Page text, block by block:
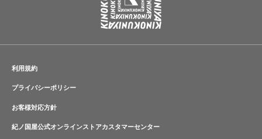
利用規約
プライバシーポリシー
お客様対応方針
紀ノ国屋公式オンラインストアカスタマーセンター